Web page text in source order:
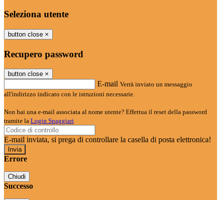
Seleziona utente
button close ×
Recupero password
button close ×
E-mail Verrà inviato un messaggio
all'indirizzo indicato con le istruzioni necessarie.
Non hai una e-mail associata al nome utente? Effettua il reset della password
tramite la Login Spaggiari
E-mail inviata, si prega di controllare la casella di posta elettronica!
Errore
Chiudi
Successo